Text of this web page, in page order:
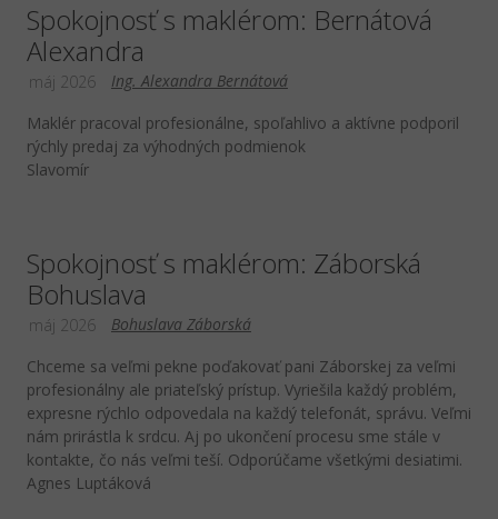
Spokojnosť s maklérom: Bernátová
Alexandra
Ing. Alexandra Bernátová
máj 2026
Maklér pracoval profesionálne, spoľahlivo a aktívne podporil
rýchly predaj za výhodných podmienok
Slavomír
Spokojnosť s maklérom: Záborská
Bohuslava
Bohuslava Záborská
máj 2026
Chceme sa veľmi pekne poďakovať pani Záborskej za veľmi
profesionálny ale priateľský prístup. Vyriešila každý problém,
expresne rýchlo odpovedala na každý telefonát, správu. Veľmi
nám prirástla k srdcu. Aj po ukončení procesu sme stále v
kontakte, čo nás veľmi teší. Odporúčame všetkými desiatimi.
Agnes Luptáková